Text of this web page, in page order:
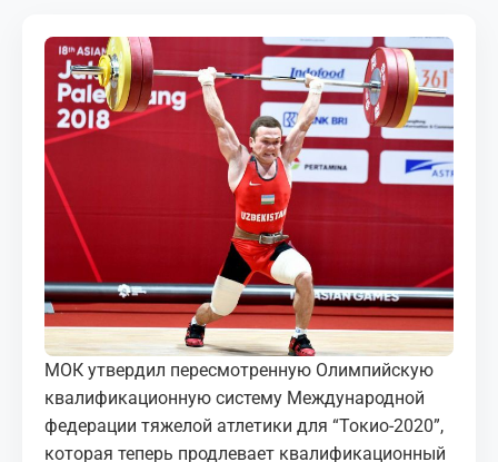
КОРТЫ
КОНТАКТЫ
UZ-PIN
МОК утвердил пересмотренную Олимпийскую
квалификационную систему Международной
федерации тяжелой атлетики для “Токио-2020”,
которая теперь продлевает квалификационный